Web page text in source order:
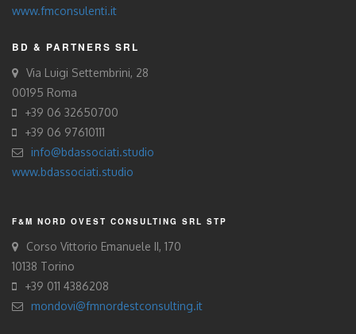
www.fmconsulenti.it
BD & PARTNERS SRL
Via Luigi Settembrini, 28
00195 Roma
+39 06 32650700
+39 06 97610111
info@bdassociati.studio
www.bdassociati.studio
F&M NORD OVEST CONSULTING SRL STP
Corso Vittorio Emanuele II, 170
10138 Torino
+39 011 4386208
mondovi@fmnordestconsulting.it